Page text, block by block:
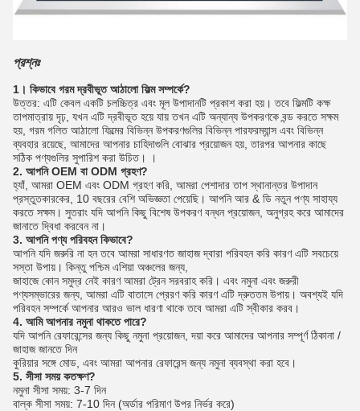
প্রশ্নঃ
1। কিভাবে গরম দ্রবীভূত আঠালো ফিল্ম সম্পর্কে?
উত্তর: এটি কেবল একটি চলচ্চিত্র এবং মূল উপাদানটি প্রকাশ করা হয়। তবে ফিল্মটি কক্ষ
তাপমাত্রায় দৃঢ়, যখন এটি দ্রবীভূত হয়ে যায় তখন এটি অন্যান্য উপকরণকে বন্ড করতে সক্ষম
হয়, গরম গলিত আঠালো ফিল্মের বিভিন্ন উপকরণগুলির বিভিন্ন পারফরম্যান্স এবং বিভিন্ন
ব্যবহার রয়েছে, আমাদের আপনার চাহিদাগুলি বোঝার প্রয়োজন হয়, তারপর আপনার কাছে
সঠিক পণ্যগুলির সুপারিশ করা উচিত। ।
2. আপনি OEM বা ODM গ্রহণ?
হ্যাঁ, আমরা OEM এবং ODM গ্রহণ করি, আমরা পেশাদার তাপ স্থানান্তর উপাদান
প্রস্তুতকারকের, 10 বছরের বেশি অভিজ্ঞতা পেয়েছি। আপনি আর & ডি নতুন পণ্য সাহায্য
করতে সক্ষম। সুতরাং যদি আপনি কিছু বিশেষ উপকরণ বন্ধন প্রয়োজন, অনুগ্রহ করে আমাদের
জানাতে দ্বিধা করবেন না।
3. আপনি পণ্য পরিবহন কিভাবে?
আপনি যদি জরুরি না হন তবে আমরা সাধারণত জাহাজ দ্বারা পরিবহন করি কারণ এটি সবচেয়ে
সস্তা উপায়। কিন্তু পশ্চিম এশিয়া অঞ্চলের জন্য,
জাহাজে কোন সমুদ্র নেই কারণ আমরা ট্রেন সরবরাহ করি। এবং নমুনা এবং জরুরী
পণ্যসম্ভারের জন্য, আমরা এটি বাতাসে প্রেরণ করি কারণ এটি দ্রুততম উপায়। অবশ্যই যদি
পরিবহন সম্পর্কে আপনার আরও ভাল ধারণা থাকে তবে আমরা এটি স্বীকার করব।
4. আমি আপনার নমুনা থাকতে পারে?
যদি আপনি রেফারেন্সের জন্য কিছু নমুনা প্রয়োজন, দয়া করে আমাদের আপনার সম্পূর্ণ ঠিকানা /
জাহাজ জানতে দিন
কুরিয়ার সঙ্গে মোড, এবং আমরা আপনার রেফারেন্স জন্য নমুনা ব্যবস্থা করা হবে।
5. সীসা সময় কতক্ষণ?
নমুনা সীসা সময়: 3-7 দিন
বাল্ক সীসা সময়: 7-10 দিন (অর্ডার পরিমাণ উপর নির্ভর করে)